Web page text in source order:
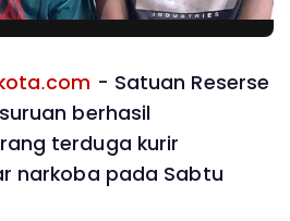
- Satuan Reserse
berhasil
terduga kurir
narkoba pada Sabtu